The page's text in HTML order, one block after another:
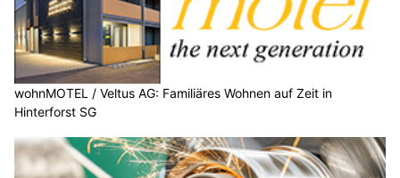
wohnMOTEL / Veltus AG: Familiäres Wohnen auf Zeit in
Hinterforst SG